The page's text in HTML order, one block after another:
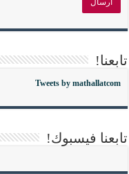
تابعنا!
Tweets by mathallatcom
تابعنا فيسبوك!